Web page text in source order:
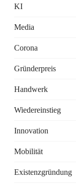
KI
Media
Corona
Gründerpreis
Handwerk
Wiedereinstieg
Innovation
Mobilität
Existenzgründung